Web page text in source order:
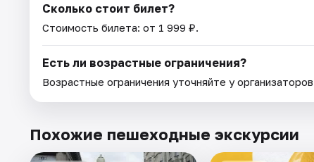
Сколько стоит билет?
Стоимость билета: от 1 999 ₽.
Есть ли возрастные ограничения?
Возрастные ограничения уточняйте у
Похожие пешеходные экскурсии